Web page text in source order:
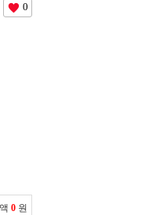
0
0 원